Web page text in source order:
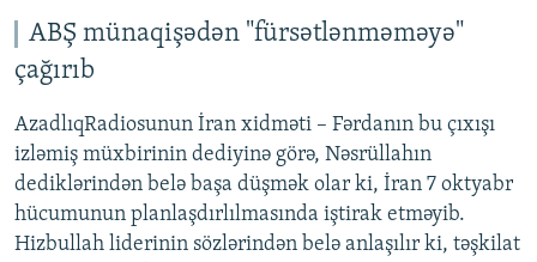
ABŞ münaqişədən "fürsətlənməməyə"
çağırıb
AzadlıqRadiosunun İran xidməti – Fərdanın bu çıxışı
izləmiş müxbirinin dediyinə görə, Nəsrüllahın
dediklərindən belə başa düşmək olar ki, İran 7 oktyabr
hücumunun planlaşdırlılmasında iştirak etməyib.
Hizbullah liderinin sözlərindən belə anlaşılır ki, təşkilat